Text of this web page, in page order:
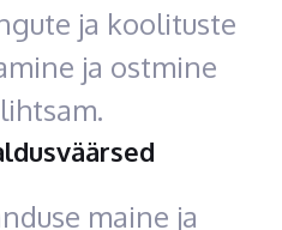
ja koolituste
ja ostmine
maine ja